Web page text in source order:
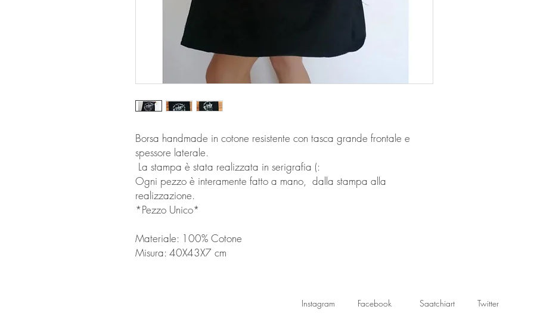
Borsa handmade in cotone resistente con tasca grande frontale e
spessore laterale.
La stampa è stata realizzata in serigrafia (:
Ogni pezzo è interamente fatto a mano, dalla stampa alla
realizzazione.
*Pezzo Unico*
Materiale: 100% Cotone
Misura: 40X43X7 cm
Instagram Facebook Saatchiart Twitter